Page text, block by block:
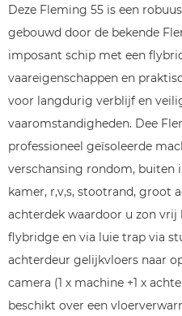
Deze Fleming 55 is een
gebouwd door de bekende
imposant schip met een
vaareigenschappen en
voor langdurig verblijf en
vaaromstandigheden. Dee
professioneel geïsoleerde
verschansing rondom, buiten
kamer, r,v,s, stootrand, groot
achterdek waardoor u zon vrij
flybridge en via luie trap via
achterdeur gelijkvloers naar
camera (1 x machine +1 x
beschikt over een